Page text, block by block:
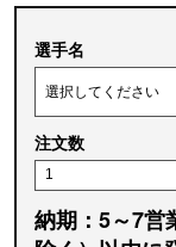
選手名
注文数
納期：5～7営